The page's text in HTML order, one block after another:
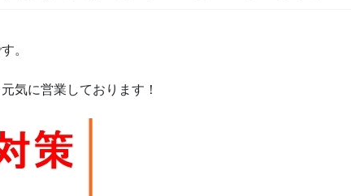
。
気に営業しております！